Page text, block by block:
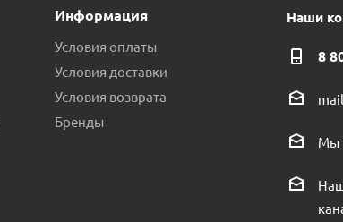
Информация
Условия оплаты
Условия доставки
Условия возврата
Бренды
Наши
8
Мы